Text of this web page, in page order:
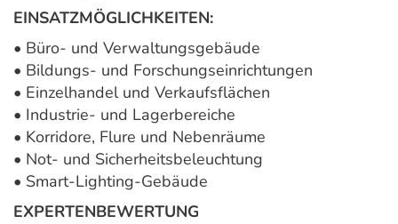
EINSATZMÖGLICHKEITEN:
• Büro- und Verwaltungsgebäude
• Bildungs- und Forschungseinrichtungen
• Einzelhandel und Verkaufsflächen
• Industrie- und Lagerbereiche
• Korridore, Flure und Nebenräume
• Not- und Sicherheitsbeleuchtung
• Smart-Lighting-Gebäude
EXPERTENBEWERTUNG